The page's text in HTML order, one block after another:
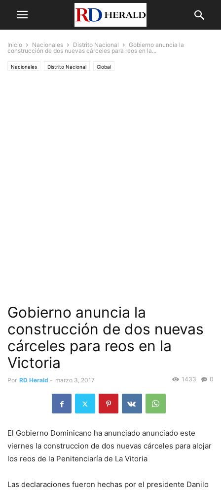
Inicio Nacionales Distrito Nacional
Gobierno anuncia la
construcción de dos nuevas cárceles para reos en la...
Nacionales Distrito Nacional Global
Gobierno anuncia la
construcción de dos nuevas
cárceles para reos en la
Victoria
Por RD Herald - marzo 3, 2017 0
1433
El Gobierno Dominicano ha anunciado anunciado este
viernes la construccion de dos nuevas cárceles para alojar
los reos de la Penitenciaría de La Vitoria
Las declaraciones fueron hechas por el presidente Danilo